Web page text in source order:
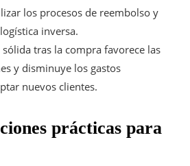
los procesos de reembolso y
inversa.
tras la compra favorece las
y disminuye los gastos
nuevos clientes.
prácticas para